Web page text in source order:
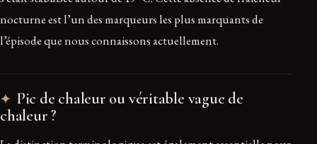
nocturne est l’un des marqueurs les plus marquants de
l’épisode que nous connaissons actuellement.
Pic de chaleur ou véritable vague de
chaleur ?